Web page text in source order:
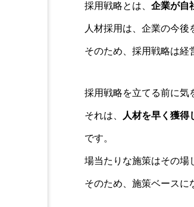
採用戦略とは、 企業が自
人材採用は、企業の今後
そのため、採用戦略は経
採用戦略を立てる前に気
それは、 人材を早く獲得
です。
場当たりな施策はその場
そのため、施策ベースに